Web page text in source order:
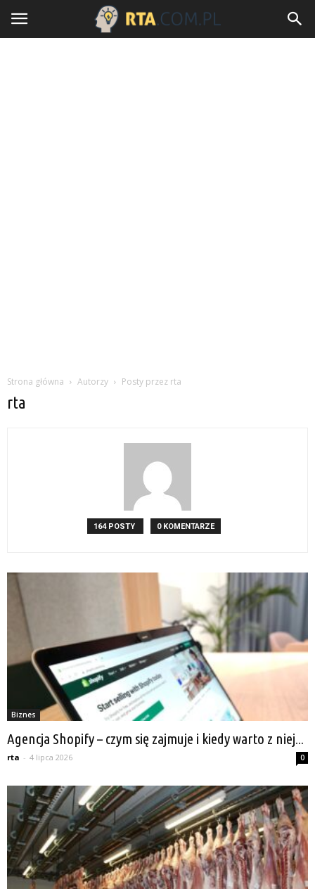
Strona główna Autorzy Posty przez rta
rta
164 POSTY 0 KOMENTARZE
Biznes
Agencja Shopify – czym się zajmuje i kiedy warto z niej...
rta - 4 lipca 2026 0